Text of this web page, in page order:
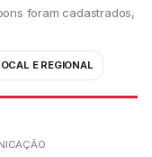
foram cadastrados,
E REGIONAL